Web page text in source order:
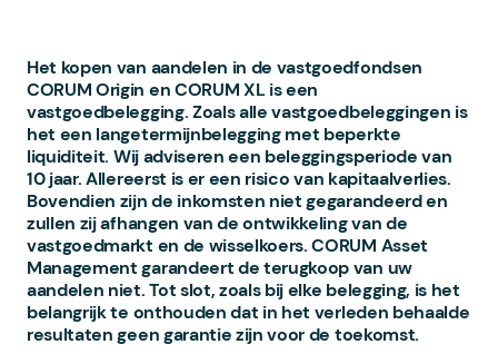
Het kopen van aandelen in de vastgoedfondsen
CORUM Origin en CORUM XL is een
vastgoedbelegging. Zoals alle vastgoedbeleggingen is
het een langetermijnbelegging met beperkte
liquiditeit. Wij adviseren een beleggingsperiode van
10 jaar. Allereerst is er een risico van kapitaalverlies.
Bovendien zijn de inkomsten niet gegarandeerd en
zullen zij afhangen van de ontwikkeling van de
vastgoedmarkt en de wisselkoers. CORUM Asset
Management garandeert de terugkoop van uw
aandelen niet. Tot slot, zoals bij elke belegging, is het
belangrijk te onthouden dat in het verleden behaalde
resultaten geen garantie zijn voor de toekomst.